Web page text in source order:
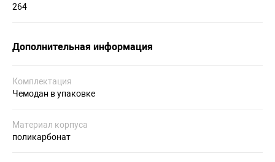
264
Дополнительная информация
Комплектация
Чемодан в упаковке
Материал корпуса
поликарбонат